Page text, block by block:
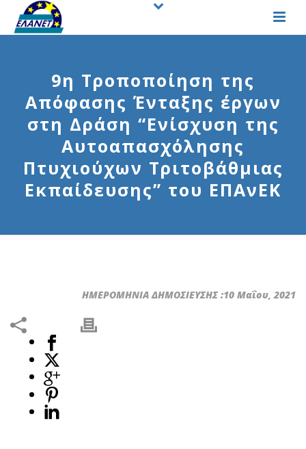
9η Τροποποίηση της
Απόφασης Ένταξης έργων
στη Δράση “Ενίσχυση της
Αυτοαπασχόλησης
Πτυχιούχων Τριτοβάθμιας
Εκπαίδευσης” του ΕΠΑνΕΚ
ΗΜΕΡΟΜΗΝΙΑ ΔΗΜΟΣΙΕΥΣΗΣ :10 Μαΐου, 2021